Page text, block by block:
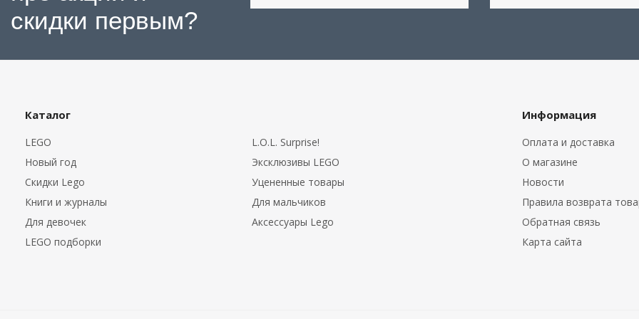
скидки первым?
Каталог
LEGO
L.O.L. Surprise!
Новый год
Эксклюзивы LEGO
Скидки Lego
Уцененные товары
Книги и журналы
Для мальчиков
Для девочек
Аксессуары Lego
LEGO подборки
Информация
Оплата и доставка
О магазине
Новости
Правила возврата
Обратная связь
Карта сайта